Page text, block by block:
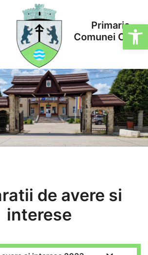
Primaria
Comunei Cosna
de avere si
interese